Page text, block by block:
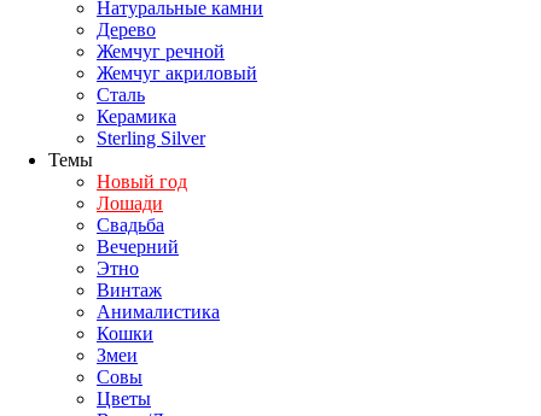
Натуральные камни
Дерево
Жемчуг речной
Жемчуг акриловый
Сталь
Керамика
Sterling Silver
Темы
Новый год
Лошади
Свадьба
Вечерний
Этно
Винтаж
Анималистика
Кошки
Змеи
Совы
Цветы